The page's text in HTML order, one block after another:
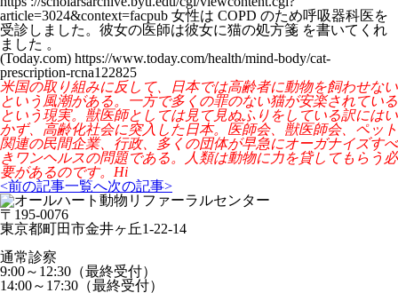
article=3024&context=facpub 女性は COPD のため呼吸器科医を
受診しました。彼女の医師は彼女に猫の処方箋 を書いてくれ
ました 。
(Today.com) https://www.today.com/health/mind-body/cat-
prescription-rcna122825
米国の取り組みに反して、日本では高齢者に動物を飼わせない
という風潮がある。一方で多くの罪のない猫が安楽されている
という現実。獣医師としては見て見ぬふりをしている訳にはい
かず、高齢化社会に突入した日本。医師会、獣医師会、ペット
関連の民間企業、行政、多くの団体が早急にオーガナイズすべ
きワンヘルスの問題である。人類は動物に力を貸してもらう必
要があるのです。Hi
<前の記事一覧へ次の記事>
〒195-0076
東京都町田市金井ヶ丘1-22-14
通常診察
9:00～12:30（最終受付）
14:00～17:30（最終受付）